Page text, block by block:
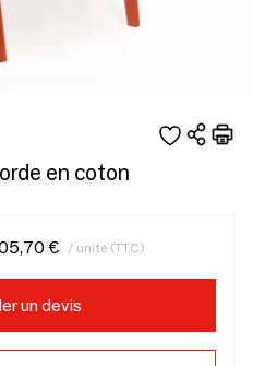
en coton
€ / unité (TTC)
un devis